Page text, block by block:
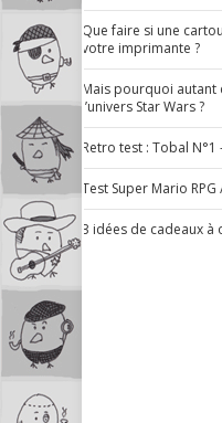
Que faire si une
votre imprimante ?
Mais pourquoi
l’univers Star Wars ?
Retro test : Tobal N°1
Test Super Mario
3 idées de cadeaux